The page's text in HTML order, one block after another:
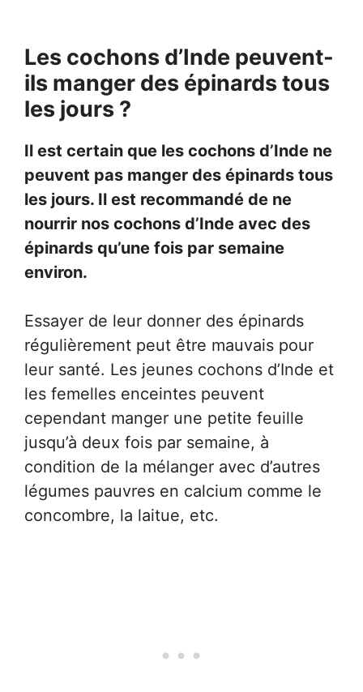
Les cochons d’Inde peuvent-
ils manger des épinards tous
les jours ?
Il est certain que les cochons d’Inde ne
peuvent pas manger des épinards tous
les jours. Il est recommandé de ne
nourrir nos cochons d’Inde avec des
épinards qu’une fois par semaine
environ.
Essayer de leur donner des épinards
régulièrement peut être mauvais pour
leur santé. Les jeunes cochons d’Inde et
les femelles enceintes peuvent
cependant manger une petite feuille
jusqu’à deux fois par semaine, à
condition de la mélanger avec d’autres
légumes pauvres en calcium comme le
concombre, la laitue, etc.